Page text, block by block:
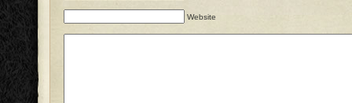
Website